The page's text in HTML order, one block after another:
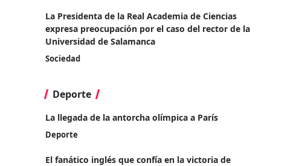
La Presidenta de la Real Academia de Ciencias
expresa preocupación por el caso del rector de la
Universidad de Salamanca
Sociedad
Deporte
La llegada de la antorcha olímpica a París
Deporte
El fanático inglés que confía en la victoria de